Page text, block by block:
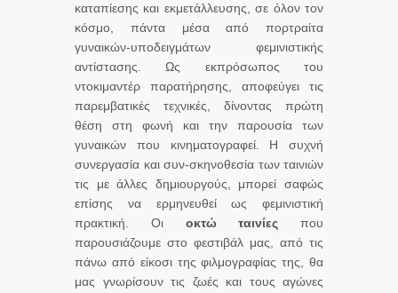
καταπίεσης και εκμετάλλευσης, σε όλον τον
κόσμο, πάντα μέσα από πορτραίτα
γυναικών-υποδειγμάτων φεμινιστικής
αντίστασης. Ως εκπρόσωπος του
ντοκιμαντέρ παρατήρησης, αποφεύγει τις
παρεμβατικές τεχνικές, δίνοντας πρώτη
θέση στη φωνή και την παρουσία των
γυναικών που κινηματογραφεί. Η συχνή
συνεργασία και συν-σκηνοθεσία των ταινιών
τις με άλλες δημιουργούς, μπορεί σαφώς
επίσης να ερμηνευθεί ως φεμινιστική
πρακτική. Οι οκτώ ταινίες που
παρουσιάζουμε στο φεστιβάλ μας, από τις
πάνω από είκοσι της φιλμογραφίας της, θα
μας γνωρίσουν τις ζωές και τους αγώνες